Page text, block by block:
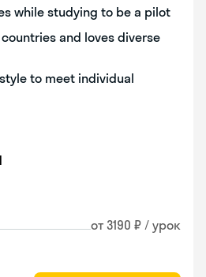
while studying to be a pilot
and loves diverse
to meet individual
от 3190 ₽ / урок